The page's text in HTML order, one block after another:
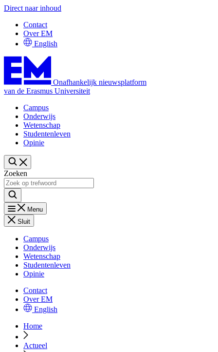
Direct naar inhoud
Contact
Over EM
English
Onafhankelijk nieuwsplatform
van de Erasmus Universiteit
Campus
Onderwijs
Wetenschap
Studentenleven
Opinie
Zoeken
Menu
Sluit
Campus
Onderwijs
Wetenschap
Studentenleven
Opinie
Contact
Over EM
English
Home
Actueel